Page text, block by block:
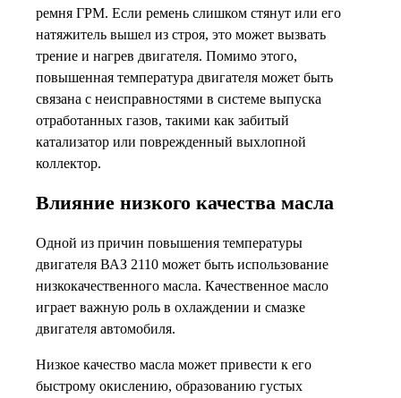
ремня ГРМ. Если ремень слишком стянут или его
натяжитель вышел из строя, это может вызвать
трение и нагрев двигателя. Помимо этого,
повышенная температура двигателя может быть
связана с неисправностями в системе выпуска
отработанных газов, такими как забитый
катализатор или поврежденный выхлопной
коллектор.
Влияние низкого качества масла
Одной из причин повышения температуры
двигателя ВАЗ 2110 может быть использование
низкокачественного масла. Качественное масло
играет важную роль в охлаждении и смазке
двигателя автомобиля.
Низкое качество масла может привести к его
быстрому окислению, образованию густых